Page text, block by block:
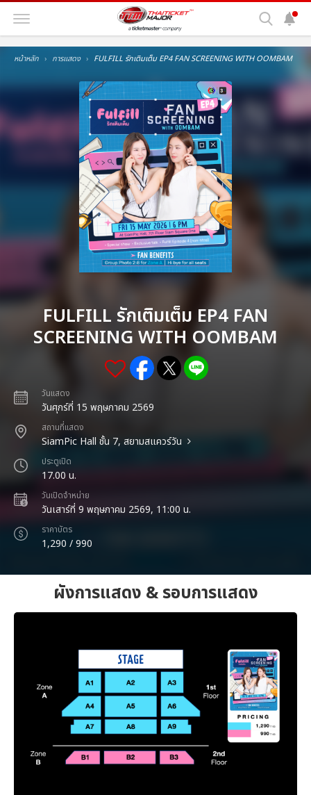
หน้าหลัก การแสดง FULFILL รักเติมเต็ม EP4 FAN SCREENING WITH OOMBAM
FULFILL รักเติมเต็ม EP4 FAN
SCREENING WITH OOMBAM
วันแสดง
วันศุกร์ที่ 15 พฤษภาคม 2569
สถานที่แสดง
SiamPic Hall ชั้น 7, สยามสแควร์วัน
ประตูเปิด
17.00 น.
วันเปิดจำหน่าย
วันเสาร์ที่ 9 พฤษภาคม 2569, 11:00 น.
ราคาบัตร
1,290 / 990
ผังการแสดง & รอบการแสดง